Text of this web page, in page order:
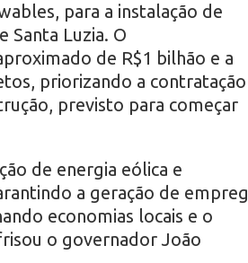
para a instalação de
Santa Luzia. O
de R$1 bilhão e a
priorizando a contratação
previsto para começar
de energia eólica e
a geração de
economias locais e o
o governador João